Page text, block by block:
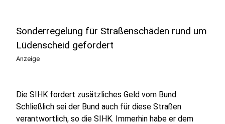
Sonderregelung für Straßenschäden rund um
Lüdenscheid gefordert
Anzeige
Die SIHK fordert zusätzliches Geld vom Bund.
Schließlich sei der Bund auch für diese Straßen
verantwortlich, so die SIHK. Immerhin habe er dem